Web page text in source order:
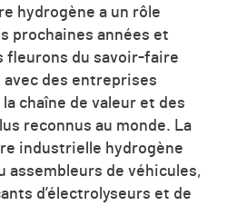
hydrogène a un rôle
prochaines années et
fleurons du savoir-faire
des entreprises
chaîne de valeur et des
reconnus au monde. La
industrielle hydrogène
assembleurs de véhicules,
d’électrolyseurs et de